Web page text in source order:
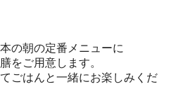
の朝の定番メニューに
をご用意します。
ごはんと一緒にお楽しみくだ